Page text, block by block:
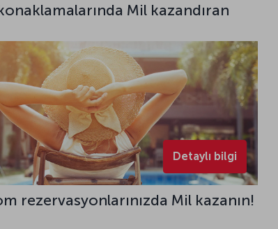
Mil kazandıran
Detaylı bilgi
rezervasyonlarınızda Mil kazanın!